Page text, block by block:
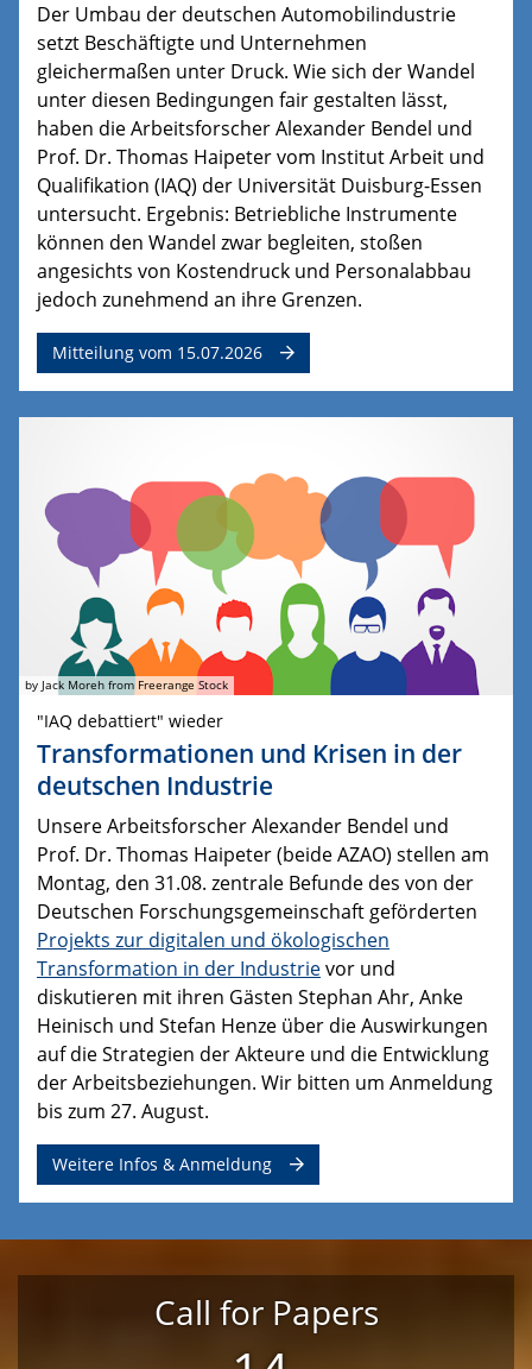
Der Umbau der deutschen Automobilindustrie
setzt Beschäftigte und Unternehmen
gleichermaßen unter Druck. Wie sich der Wandel
unter diesen Bedingungen fair gestalten lässt,
haben die Arbeitsforscher Alexander Bendel und
Prof. Dr. Thomas Haipeter vom Institut Arbeit und
Qualifikation (IAQ) der Universität Duisburg-Essen
untersucht. Ergebnis: Betriebliche Instrumente
können den Wandel zwar begleiten, stoßen
angesichts von Kostendruck und Personalabbau
jedoch zunehmend an ihre Grenzen.
Mitteilung vom 15.07.2026
by Jack Moreh from Freerange Stock
"IAQ debattiert" wieder
Transformationen und Krisen in der
deutschen Industrie
Unsere Arbeitsforscher Alexander Bendel und
Prof. Dr. Thomas Haipeter (beide AZAO) stellen am
Montag, den 31.08. zentrale Befunde des von der
Deutschen Forschungsgemeinschaft geförderten
Projekts zur digitalen und ökologischen
Transformation in der Industrievor und
diskutieren mit ihren Gästen Stephan Ahr, Anke
Heinisch und Stefan Henze über die Auswirkungen
auf die Strategien der Akteure und die Entwicklung
der Arbeitsbeziehungen. Wir bitten um Anmeldung
bis zum 27. August.
Weitere Infos & Anmeldung
Call for Papers